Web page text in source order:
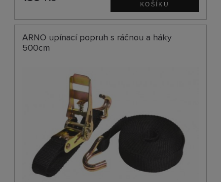
ARNO upínací popruh s ráčnou a háky
500cm